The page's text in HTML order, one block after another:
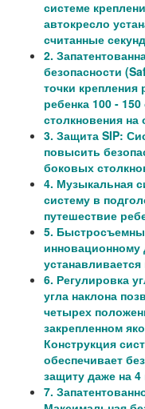
системе
автокресло
считанные
2.
безопасности
точки крепления
ребенка 100 -
столкновения на
3. Защита SIP:
повысить
боковых
4. Музыкальная
систему в
путешествие
5.
инновационному
6. Регулировка
угла наклона
четырех
закрепленном
Конструкция
обеспечивает
защиту даже на
7.